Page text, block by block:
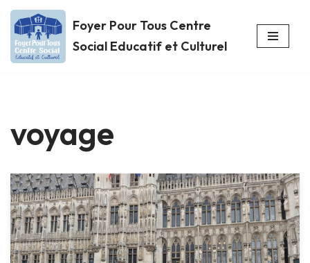
Aller
au
Foyer Pour Tous Centre
Social Educatif et Culturel
voyage